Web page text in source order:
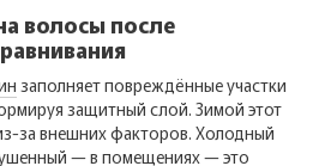
волосы после
заполняет повреждённые участки
защитный слой. Зимой этот
за внешних факторов. Холодный
— в помещениях — это